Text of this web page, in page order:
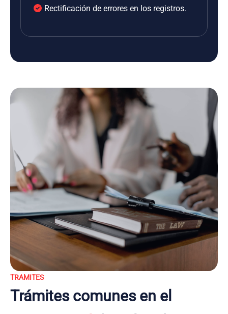
Rectificación de errores en los registros.
TRAMITES
Trámites comunes en el